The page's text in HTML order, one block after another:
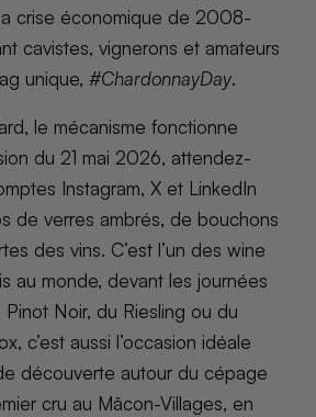
crise économique de 2008-
cavistes, vignerons et amateurs
unique, #ChardonnayDay.
le mécanisme fonctionne
du 21 mai 2026, attendez-
Instagram, X et LinkedIn
de verres ambrés, de bouchons
des vins. C’est l’un des wine
au monde, devant les journées
Noir, du Riesling ou du
c’est aussi l’occasion idéale
découverte autour du cépage
cru au Mâcon-Villages, en